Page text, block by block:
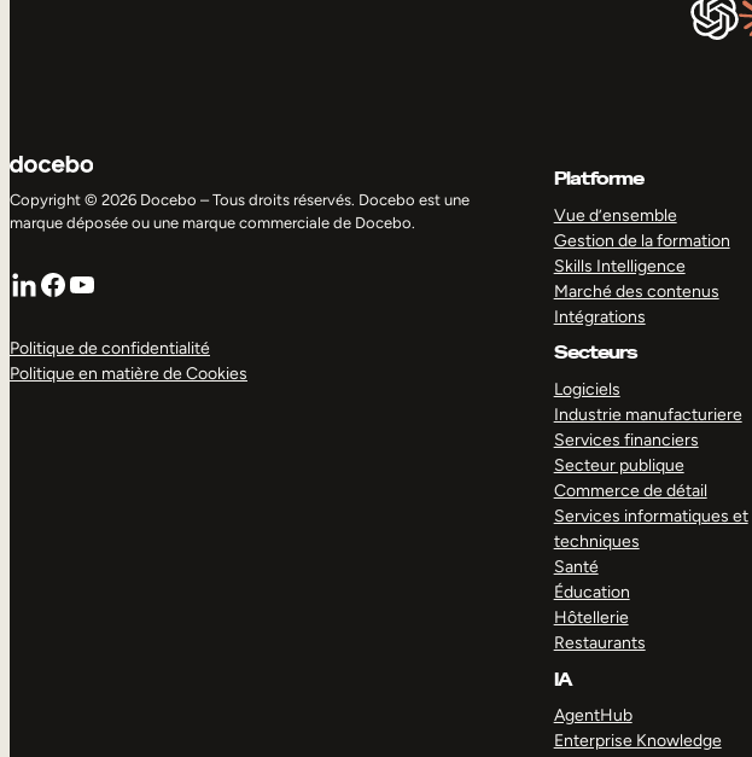
Copyright © 2026 Docebo – Tous droits réservés. Docebo est une
marque déposée ou une marque commerciale de Docebo.
LinkedIn
Facebook
YouTube
Politique de confidentialité
Politique en matière de Cookies
Platforme
Vue d’ensemble
Gestion de la formation
Skills Intelligence
Marché des contenus
Intégrations
Secteurs
Logiciels
Industrie manufacturiere
Services financiers
Secteur publique
Commerce de détail
Services informatiques et
techniques
Santé
Éducation
Hôtellerie
Restaurants
IA
AgentHub
Enterprise Knowledge